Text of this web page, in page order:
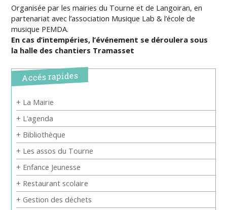
Organisée par les mairies du Tourne et de Langoiran, en
partenariat avec l’association Musique Lab & l’école de
musique PEMDA.
En cas d’intempéries, l’événement se déroulera sous
la halle des chantiers Tramasset
Accés rapides
+ La Mairie
+ L’agenda
+ Bibliothèque
+ Les assos du Tourne
+ Enfance Jeunesse
+ Restaurant scolaire
+ Gestion des déchets